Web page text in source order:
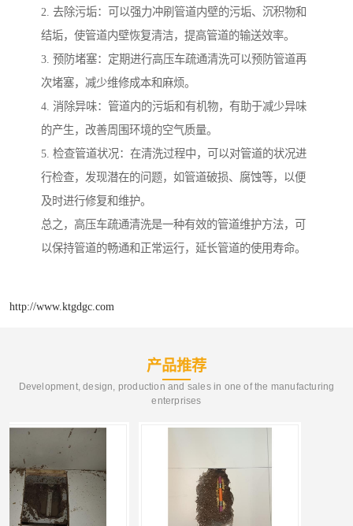
2. 去除污垢：可以强力冲刷管道内壁的污垢、沉积物和
结垢，使管道内壁恢复清洁，提高管道的输送效率。
3. 预防堵塞：定期进行高压车疏通清洗可以预防管道再
次堵塞，减少维修成本和麻烦。
4. 消除异味：管道内的污垢和有机物，有助于减少异味
的产生，改善周围环境的空气质量。
5. 检查管道状况：在清洗过程中，可以对管道的状况进
行检查，发现潜在的问题，如管道破损、腐蚀等，以便
及时进行修复和维护。
总之，高压车疏通清洗是一种有效的管道维护方法，可
以保持管道的畅通和正常运行，延长管道的使用寿命。
http://www.ktgdgc.com
产品推荐
Development, design, production and sales in one of the manufacturing
enterprises